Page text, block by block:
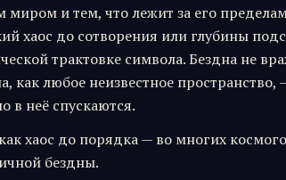
миром и тем, что лежит за его
хаос до сотворения или глубины
трактовке символа. Бездна не
как любое неизвестное пространство,
в неё спускаются.
хаос до порядка — во многих
бездны.